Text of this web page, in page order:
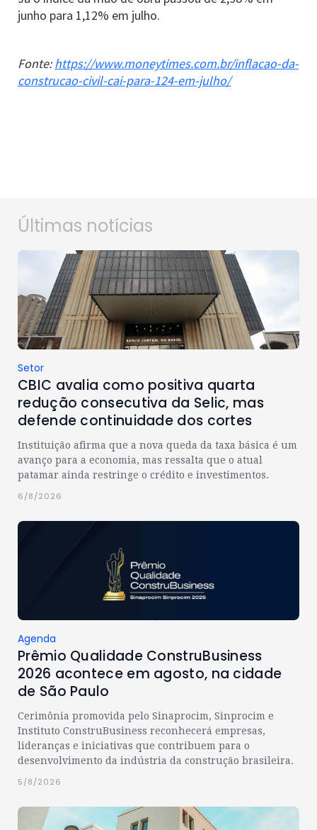
junho para 1,12% em julho.
Fonte:https://www.moneytimes.com.br/inflacao-da-
construcao-civil-cai-para-124-em-julho/
Últimas notícias
Setor
CBIC avalia como positiva quarta
redução consecutiva da Selic, mas
defende continuidade dos cortes
Instituição afirma que a nova queda da taxa básica é um
avanço para a economia, mas ressalta que o atual
patamar ainda restringe o crédito e investimentos.
6/8/2026
Agenda
Prêmio Qualidade ConstruBusiness
2026 acontece em agosto, na cidade
de São Paulo
Cerimônia promovida pelo Sinaprocim, Sinprocim e
Instituto ConstruBusiness reconhecerá empresas,
lideranças e iniciativas que contribuem para o
desenvolvimento da indústria da construção brasileira.
5/8/2026